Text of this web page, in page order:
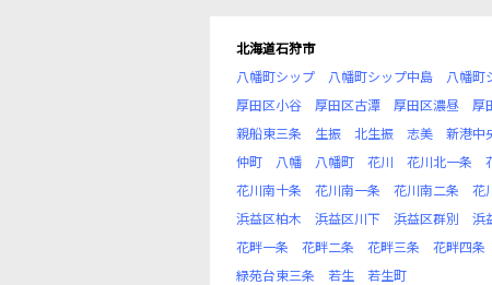
北海道石狩市
八幡町シップ
八幡町シップ中島 八幡町
厚田区小谷
厚田区古潭 厚田区濃昼 厚
親船東三条
生振 北生振 志美 新港中
仲町
八幡 八幡町 花川 花川北一条
花川南十条
花川南一条 花川南二条 花
浜益区柏木
浜益区川下 浜益区群別 浜
花畔一条
花畔二条 花畔三条 花畔四条
緑苑台東三条
若生 若生町